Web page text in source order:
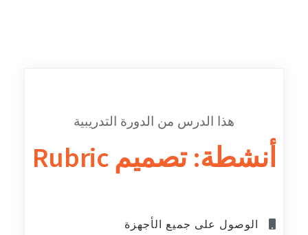
هذا الدرس من الدورة التدريبية
أنشطة: تصميم Rubric
الوصول على جميع الأجهزة